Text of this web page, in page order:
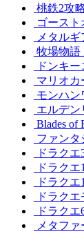
桃鉄2攻
ゴースト
メタル
牧場物語
ドンキ
マリオカ
モンハン
エルデン
Blades of
ファンタ
ドラク
ドラク
ドラクエ
ドラク
ドラクエ
メタファ